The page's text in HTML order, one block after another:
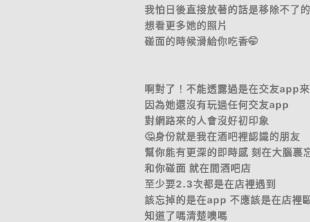
我怕日後直接放著的話是移除不了的
想看更多她的照片
碰面的時候滑給你吃香🤭
啊對了！不能透露過是在交友app
因為她還沒有玩過任何交友app
對網路來的人會沒好初印象
🤔身份就是我在酒吧裡認識的朋友
幫你能有更深的即時感 刻在大腦裏
和你碰面 就在間酒吧店
至少要2.3次都是在店裡遇到
該忘掉的是在app 不應該是在店裡
知道了嗎清楚噢嗎